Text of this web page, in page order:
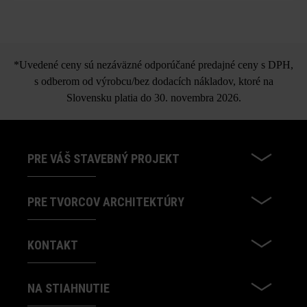
*Uvedené ceny sú nezáväzné odporúčané predajné ceny s DPH,
s odberom od výrobcu/bez dodacích nákladov, ktoré na
Slovensku platia do 30. novembra 2026.
PRE VÁŠ STAVEBNÝ PROJEKT
PRE TVORCOV ARCHITEKTÚRY
KONTAKT
NA STIAHNUTIE